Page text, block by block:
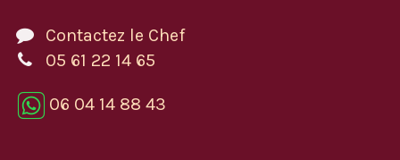
Contactez le Chef
05 61 22 14 65
06 04 14 88 43